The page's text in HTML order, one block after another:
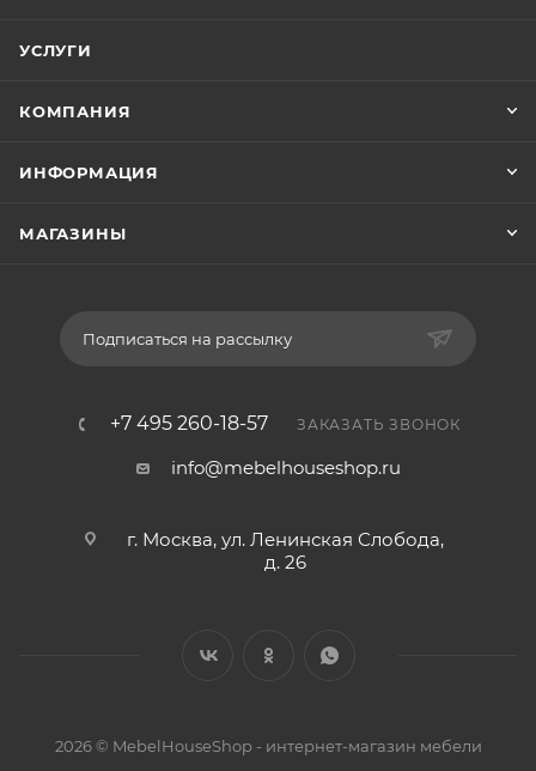
УСЛУГИ
КОМПАНИЯ
ИНФОРМАЦИЯ
МАГАЗИНЫ
Подписаться на рассылку
+7 495 260-18-57 ЗАКАЗАТЬ ЗВОНОК
info@mebelhouseshop.ru
г. Москва, ул. Ленинская Слобода,
д. 26
2026 © MebelHouseShop - интернет-магазин мебели